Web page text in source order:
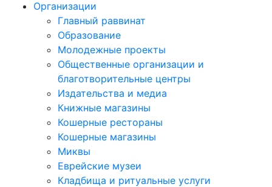
Организации
Главный раввинат
Образование
Молодежные проекты
Общественные организации и
благотворительные центры
Издательства и медиа
Книжные магазины
Кошерные рестораны
Кошерные магазины
Миквы
Еврейские музеи
Кладбища и ритуальные услуги